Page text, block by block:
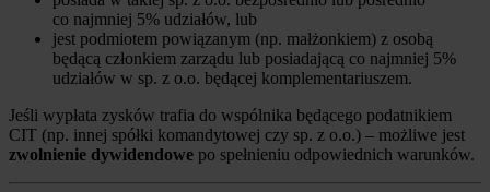
co najmniej 5% udziałów, lub
jest podmiotem powiązanym (np. małżonkiem) z osobą
będącą członkiem zarządu lub posiadającą co najmniej 5%
udziałów w sp. z o.o. będącej komplementariuszem.
Jeśli wypłata zysków trafia do wspólnika będącego podatnikiem
CIT (np. innej spółki komandytowej czy sp. z o.o.) – możliwe jest
zwolnienie dywidendowe po spełnieniu odpowiednich warunków.